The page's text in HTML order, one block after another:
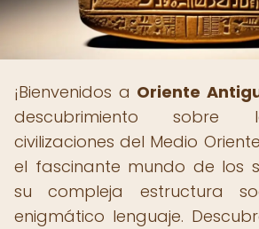
¡Bienvenidos a Oriente
descubrimiento sobre
civilizaciones del Medio
el fascinante mundo de los
su compleja estructura
enigmático lenguaje.